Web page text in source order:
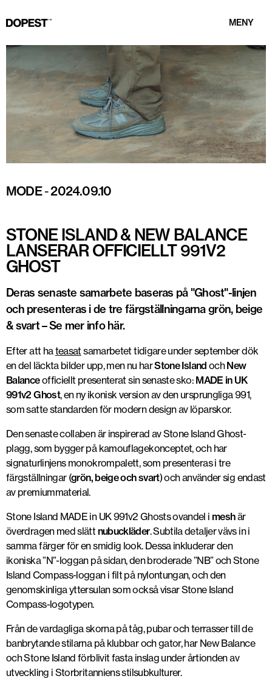
MENY
MODE-2024.09.10
STONE ISLAND & NEW BALANCE
LANSERAR OFFICIELLT 991V2
GHOST
Deras senaste samarbete baseras på "Ghost"-linjen
och presenteras i de tre färgställningarna grön, beige
& svart – Se mer info här.
Efter att hateasat samarbetet tidigare under september dök
en del läckta bilder upp, men nu harStone Island ochNew
Balanceofficiellt presenterat sin senaste sko: MADE in UK
991v2 Ghost, en ny ikonisk version av den ursprungliga 991,
som satte standarden för modern design av löparskor.
Den senaste collaben är inspirerad av Stone Island Ghost-
plagg, som bygger på kamouflagekonceptet, och har
signaturlinjens monokrompalett, som presenteras i tre
färgställningar (grön, beige och svart) och använder sig endast
av premiummaterial.
Stone Island MADE in UK 991v2 Ghosts ovandel i meshär
överdragen med slätt nubuckläder. Subtila detaljer vävs in i
samma färger för en smidig look. Dessa inkluderar den
ikoniska ”N”-loggan på sidan, den broderade ”NB” och Stone
Island Compass-loggan i filt på nylontungan, och den
genomskinliga yttersulan som också visar Stone Island
Compass-logotypen.
Från de vardagliga skorna på tåg, pubar och terrasser till de
banbrytande stilarna på klubbar och gator, har New Balance
och Stone Island förblivit fasta inslag under årtionden av
utveckling i Storbritanniens stilsubkulturer.